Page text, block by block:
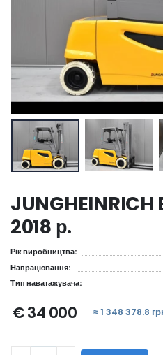
JUNGHEINRICH
2018 р.
Рік виробництва:
Напрацювання:
Тип наватажувача:
€ 34 000 ≈ 1 348 378.8